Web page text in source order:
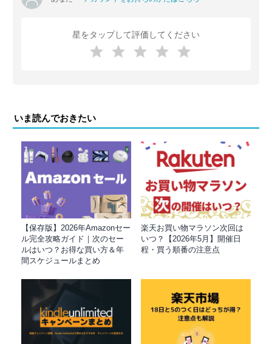
星をタップして評価してください
いま読んでおきたい
【保存版】2026年Amazonセー
ル完全攻略ガイド｜次のセー
ルはいつ？お得な買い方＆年
間スケジュールまとめ
楽天お買い物マラソン次回は
いつ？【2026年5月】開催日
程・買う順番の注意点